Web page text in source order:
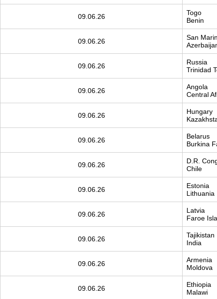
09.06.26
Togo
Benin
09.06.26
San
09.06.26
Russia
Trinidad
09.06.26
Angola
Central
09.06.26
Hungary
09.06.26
Belarus
Burkina
09.06.26
D.R.
Chile
09.06.26
Estonia
Lithuania
09.06.26
Latvia
Faroe
09.06.26
Tajikistan
India
09.06.26
Armenia
Moldova
09.06.26
Ethiopia
Malawi